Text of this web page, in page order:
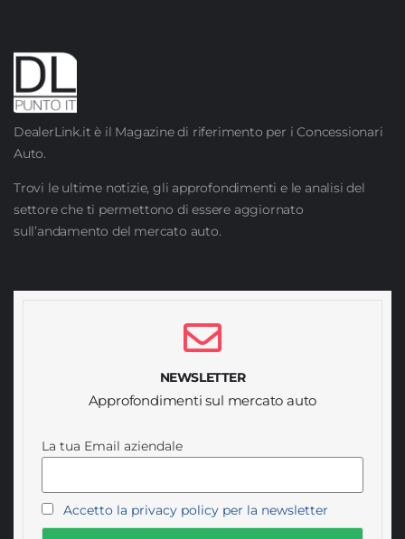
DealerLink.it è il Magazine di riferimento per i Concessionari
Auto.
Trovi le ultime notizie, gli approfondimenti e le analisi del
settore che ti permettono di essere aggiornato
sull’andamento del mercato auto.
NEWSLETTER
Approfondimenti sul mercato auto
La tua Email aziendale
Accetto la privacy policy per la newsletter